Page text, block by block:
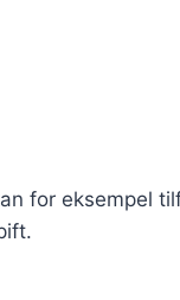
for eksempel